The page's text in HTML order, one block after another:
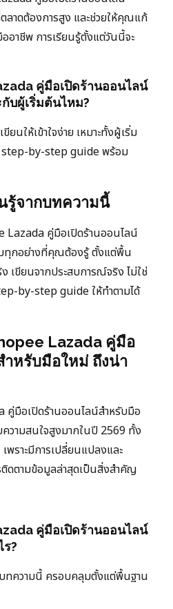
ลาดต้องการสูง และช่วยให้คุณแก้
อาชีพ การเรียนรู้ตั้งแต่วันนี้จะ
คู่มือเปิดร้านออนไลน์
บผู้เริ่มต้นไหม?
นให้เข้าใจง่าย เหมาะทั้งผู้เริ่ม
by-step guide พร้อม
รู้จากบทความนี้
Lazada คู่มือเปิดร้านออนไลน์
ทุกอย่างที่คุณต้องรู้ ตั้งแต่พื้น
เขียนจากประสบการณ์จริง ไม่ใช่
by-step guide ให้ทำตามได้
Lazada คู่มือ
ำหรับมือใหม่ ถึงน่า
คู่มือเปิดร้านออนไลน์สำหรับมือ
วามสนใจสูงมากในปี 2569 ทั้ง
พราะมีการเปลี่ยนแปลงและ
ดตามข้อมูลล่าสุดเป็นสิ่งสำคัญ
คู่มือเปิดร้านออนไลน์
?
ทความนี้ ครอบคลุมตั้งแต่พื้นฐาน